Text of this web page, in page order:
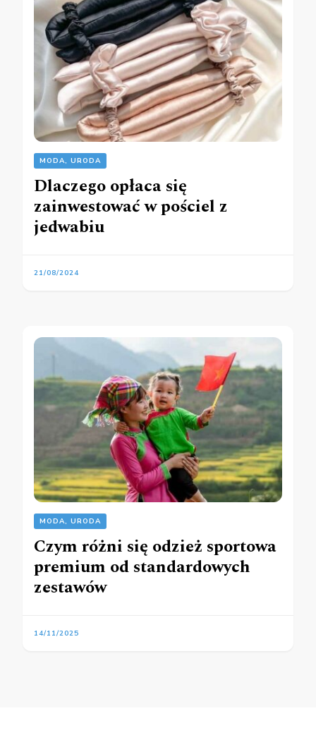
MODA, URODA
Dlaczego opłaca się
zainwestować w pościel z
jedwabiu
21/08/2024
MODA, URODA
Czym różni się odzież sportowa
premium od standardowych
zestawów
14/11/2025